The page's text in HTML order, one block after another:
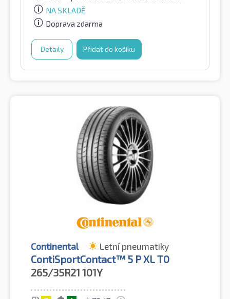
NA SKLADĚ
Doprava zdarma
Detaily Přidat do košíku
Continental Letní pneumatiky
ContiSportContact™ 5 P XL T0
265/35R21 101Y